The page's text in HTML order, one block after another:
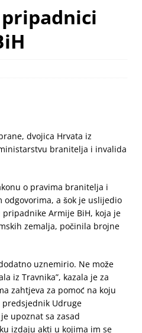
dvojica Hrvata iz
branitelja i invalida
o pravima branitelja i
a šok je uslijedio
Armije BiH, koja je
zemalja, počinila brojne
uznemirio. Ne može
iz Travnika”, kazala je za
zahtjeva za pomoć na koju
predsjednik Udruge
upoznat sa zasad
izdaju akti u kojima im se